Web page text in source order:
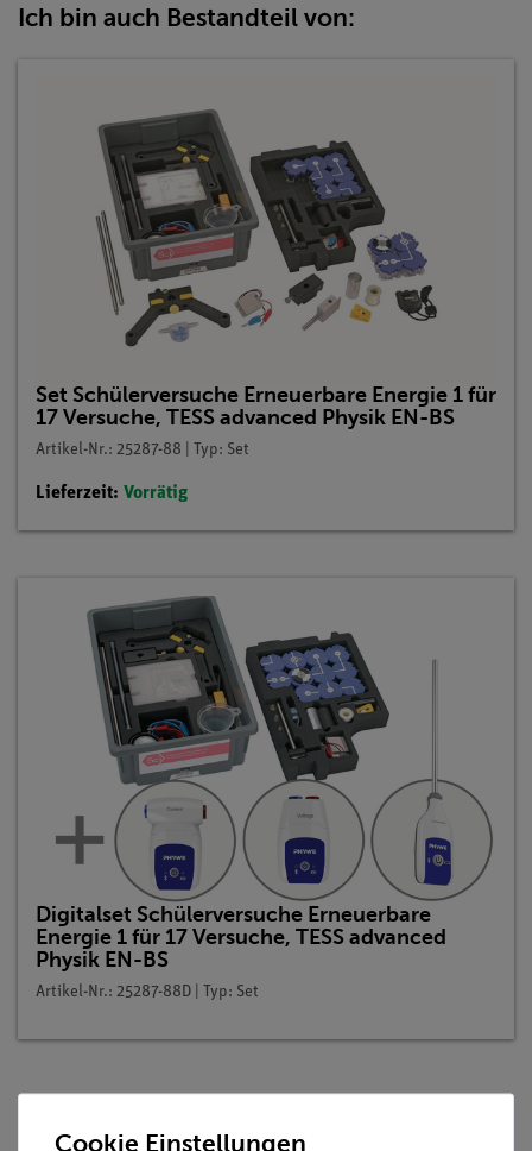
Ich bin auch Bestandteil von:
Set Schülerversuche Erneuerbare Energie 1 für
17 Versuche, TESS advanced Physik EN-BS
Artikel-Nr.: 25287-88 | Typ: Set
Lieferzeit: Vorrätig
Digitalset Schülerversuche Erneuerbare
Energie 1 für 17 Versuche, TESS advanced
Physik EN-BS
Artikel-Nr.: 25287-88D | Typ: Set
Cookie Einstellungen